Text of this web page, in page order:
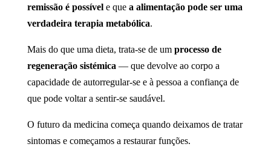
remissão é possívele que a alimentação pode ser uma
verdadeira terapia metabólica.
Mais do que uma dieta, trata-se de um processo de
regeneração sistémica — que devolve ao corpo a
capacidade de autorregular-se e à pessoa a confiança de
que pode voltar a sentir-se saudável.
O futuro da medicina começa quando deixamos de tratar
sintomas e começamos a restaurar funções.